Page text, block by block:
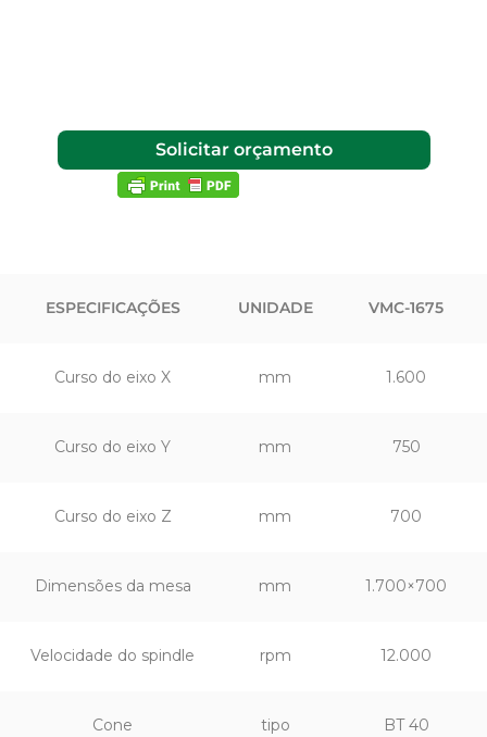
Solicitar orçamento
ESPECIFICAÇÕES UNIDADE VMC-1675
Curso do eixo X mm 1.600
Curso do eixo Y mm 750
Curso do eixo Z mm 700
Dimensões da mesa mm 1.700×700
Velocidade do spindle rpm 12.000
Cone tipo BT 40